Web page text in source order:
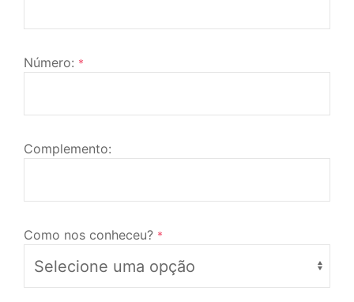
Número: *
Complemento:
Como nos conheceu? *